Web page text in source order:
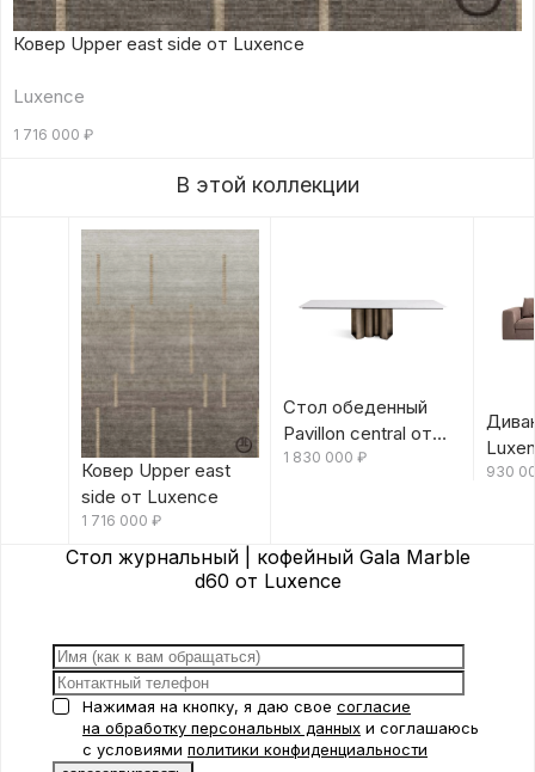
Ковер Upper east side от Luxence
Luxence
1 716 000 ₽
В этой коллекции
Ковер Upper east
side от Luxence
1 716 000 ₽
Стол обеденный
Pavillon central от
Luxence
1 830 000 ₽
930
Стол журнальный | кофейный Gala Marble
d60 от Luxence
Нажимая на кнопку, я даю свое согласие
на обработку персональных данных и соглашаюсь
с условиями политики конфиденциальности